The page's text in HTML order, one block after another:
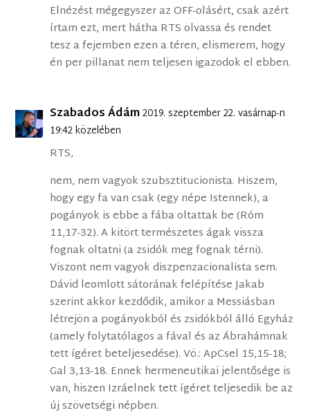
Elnézést mégegyszer az OFF-olásért, csak azért
írtam ezt, mert hátha RTS olvassa és rendet
tesz a fejemben ezen a téren, elismerem, hogy
én per pillanat nem teljesen igazodok el ebben.
Szabados Ádám2019. szeptember 22. vasárnap-n
19:42 közelében
RTS,
nem, nem vagyok szubsztitucionista. Hiszem,
hogy egy fa van csak (egy népe Istennek), a
pogányok is ebbe a fába oltattak be (Róm
11,17-32). A kitört természetes ágak vissza
fognak oltatni (a zsidók meg fognak térni).
Viszont nem vagyok diszpenzacionalista sem.
Dávid leomlott sátorának felépítése Jakab
szerint akkor kezdődik, amikor a Messiásban
létrejön a pogányokból és zsidókból álló Egyház
(amely folytatólagos a fával és az Ábrahámnak
tett ígéret beteljesedése). Vö.: ApCsel 15,15-18;
Gal 3,13-18. Ennek hermeneutikai jelentősége is
van, hiszen Izráelnek tett ígéret teljesedik be az
új szövetségi népben.